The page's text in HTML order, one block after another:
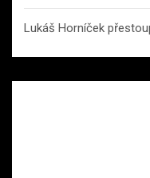
Lukáš Horníček